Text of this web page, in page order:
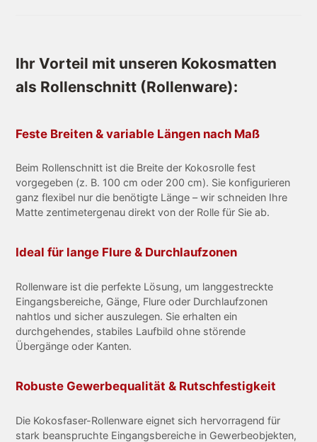
Ihr Vorteil mit unseren Kokosmatten
als Rollenschnitt (Rollenware):
Feste Breiten & variable Längen nach Maß
Beim Rollenschnitt ist die Breite der Kokosrolle fest
vorgegeben (z. B. 100 cm oder 200 cm). Sie konfigurieren
ganz flexibel nur die benötigte Länge – wir schneiden Ihre
Matte zentimetergenau direkt von der Rolle für Sie ab.
Ideal für lange Flure & Durchlaufzonen
Rollenware ist die perfekte Lösung, um langgestreckte
Eingangsbereiche, Gänge, Flure oder Durchlaufzonen
nahtlos und sicher auszulegen. Sie erhalten ein
durchgehendes, stabiles Laufbild ohne störende
Übergänge oder Kanten.
Robuste Gewerbequalität & Rutschfestigkeit
Die Kokosfaser-Rollenware eignet sich hervorragend für
stark beanspruchte Eingangsbereiche in Gewerbeobjekten,